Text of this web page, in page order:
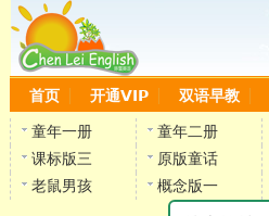
首页 开通VIP 双语早教
童年一册 童年二册
课标版三
原版童话
老鼠男孩
概念版一